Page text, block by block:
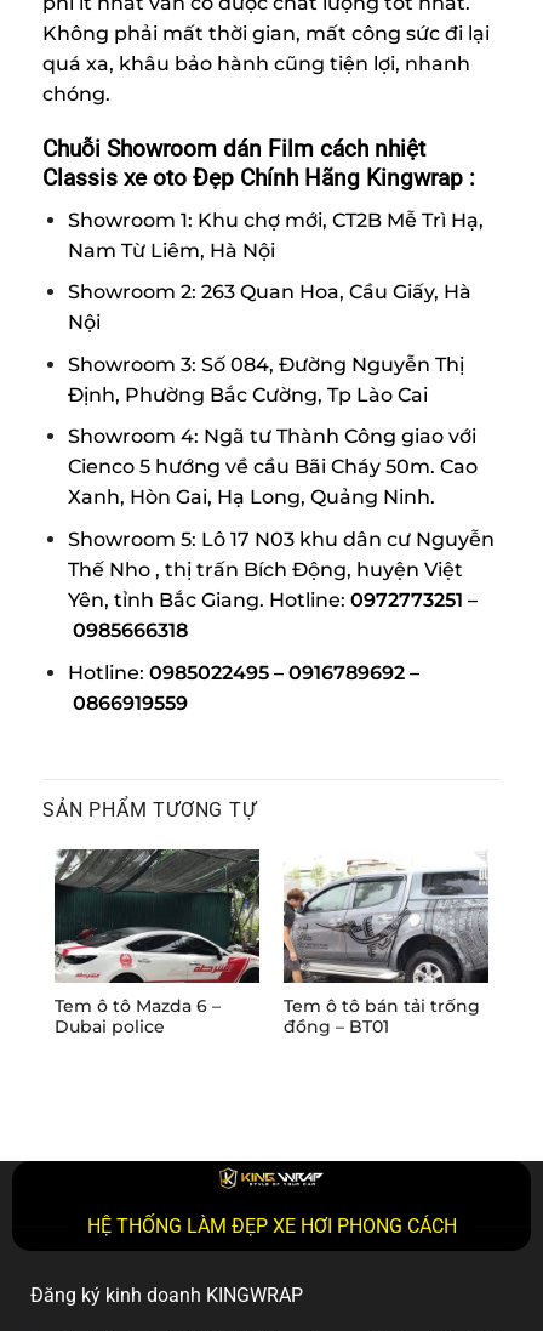
Không phải mất thời gian, mất công sức đi lại
quá xa, khâu bảo hành cũng tiện lợi, nhanh
chóng.
Chuỗi Showroom dán Film cách nhiệt
Classis xe oto Đẹp Chính Hãng Kingwrap :
Showroom 1: Khu chợ mới, CT2B Mễ Trì Hạ,
Nam Từ Liêm, Hà Nội
Showroom 2: 263 Quan Hoa, Cầu Giấy, Hà
Nội
Showroom 3: Số 084, Đường Nguyễn Thị
Định, Phường Bắc Cường, Tp Lào Cai
Showroom 4: Ngã tư Thành Công giao với
Cienco 5 hướng về cầu Bãi Cháy 50m. Cao
Xanh, Hòn Gai, Hạ Long, Quảng Ninh.
Showroom 5: Lô 17 N03 khu dân cư Nguyễn
Thế Nho , thị trấn Bích Động, huyện Việt
Yên, tỉnh Bắc Giang. Hotline: 0972773251 –
0985666318
Hotline: 0985022495 – 0916789692 –
0866919559
SẢN PHẨM TƯƠNG TỰ
Tem ô tô Mazda 6 –
Dubai police
Tem ô tô bán tải trống
đồng – BT01
HỆ THỐNG LÀM ĐẸP XE HƠI PHONG CÁCH
Đăng ký kinh doanh KINGWRAP